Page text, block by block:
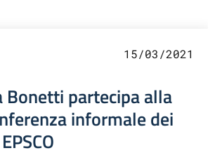
15/03/2021
Bonetti partecipa alla
informale dei